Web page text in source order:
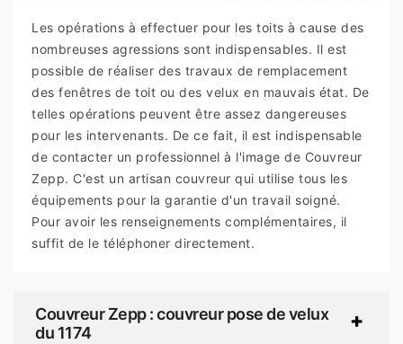
Les opérations à effectuer pour les toits à cause des
nombreuses agressions sont indispensables. Il est
possible de réaliser des travaux de remplacement
des fenêtres de toit ou des velux en mauvais état. De
telles opérations peuvent être assez dangereuses
pour les intervenants. De ce fait, il est indispensable
de contacter un professionnel à l'image de Couvreur
Zepp. C'est un artisan couvreur qui utilise tous les
équipements pour la garantie d'un travail soigné.
Pour avoir les renseignements complémentaires, il
suffit de le téléphoner directement.
Couvreur Zepp : couvreur pose de velux
du 1174